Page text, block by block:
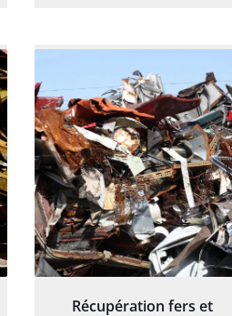
Récupération fers et